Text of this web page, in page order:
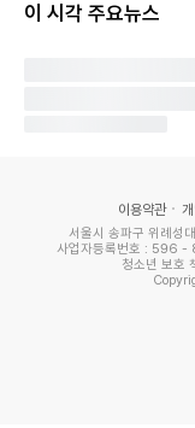
간에서 찍힌 사진은
켰다.
이 시각 주요뉴스
이용약관
서울시 송파구 위례성
사업자등록번호 : 596
청소년 보호